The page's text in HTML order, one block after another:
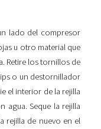
lado del compresor
u otro material que
Retire los tornillos de
o un destornillador
el interior de la rejilla
agua. Seque la rejilla
rejilla de nuevo en el